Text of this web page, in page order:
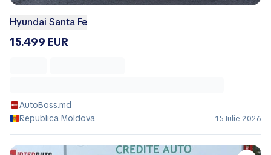
Hyundai Santa Fe
15.499 EUR
AutoBoss.md
Republica Moldova
15 Iulie 2026